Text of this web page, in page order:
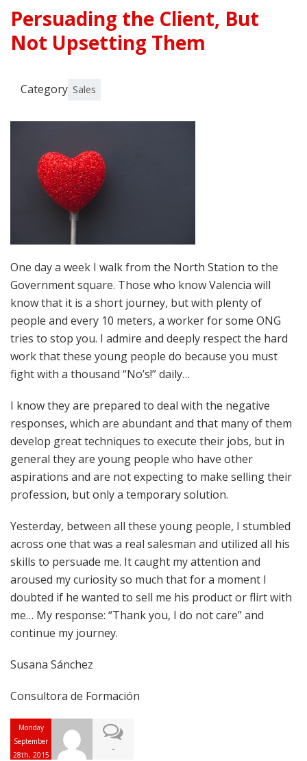
Persuading the Client, But
Not Upsetting Them
Category Sales
One day a week I walk from the North Station to the
Government square. Those who know Valencia will
know that it is a short journey, but with plenty of
people and every 10 meters, a worker for some ONG
tries to stop you. I admire and deeply respect the hard
work that these young people do because you must
fight with a thousand “No’s!” daily…
I know they are prepared to deal with the negative
responses, which are abundant and that many of them
develop great techniques to execute their jobs, but in
general they are young people who have other
aspirations and are not expecting to make selling their
profession, but only a temporary solution.
Yesterday, between all these young people, I stumbled
across one that was a real salesman and utilized all his
skills to persuade me. It caught my attention and
aroused my curiosity so much that for a moment I
doubted if he wanted to sell me his product or flirt with
me… My response: “Thank you, I do not care” and
continue my journey.
Susana Sánchez
Consultora de Formación
Monday
September
28th, 2015
-